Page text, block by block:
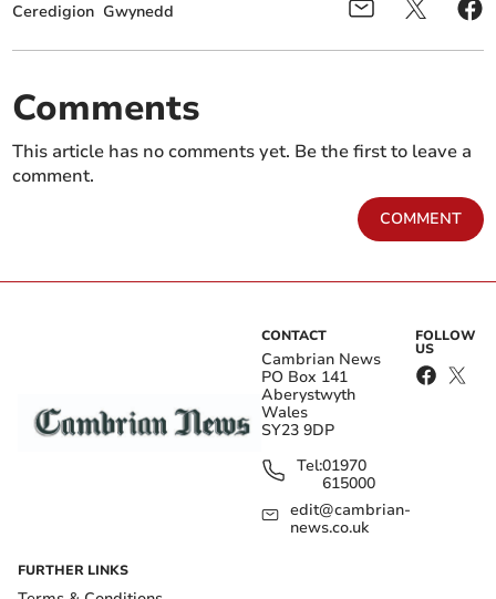
Ceredigion Gwynedd
Comments
This article has no comments yet. Be the first to leave a
comment.
COMMENT
CONTACT
Cambrian News
PO Box 141
Aberystwyth
Wales
SY23 9DP
Tel:01970
615000
edit@cambrian-
news.co.uk
FOLLOW
US
FURTHER LINKS